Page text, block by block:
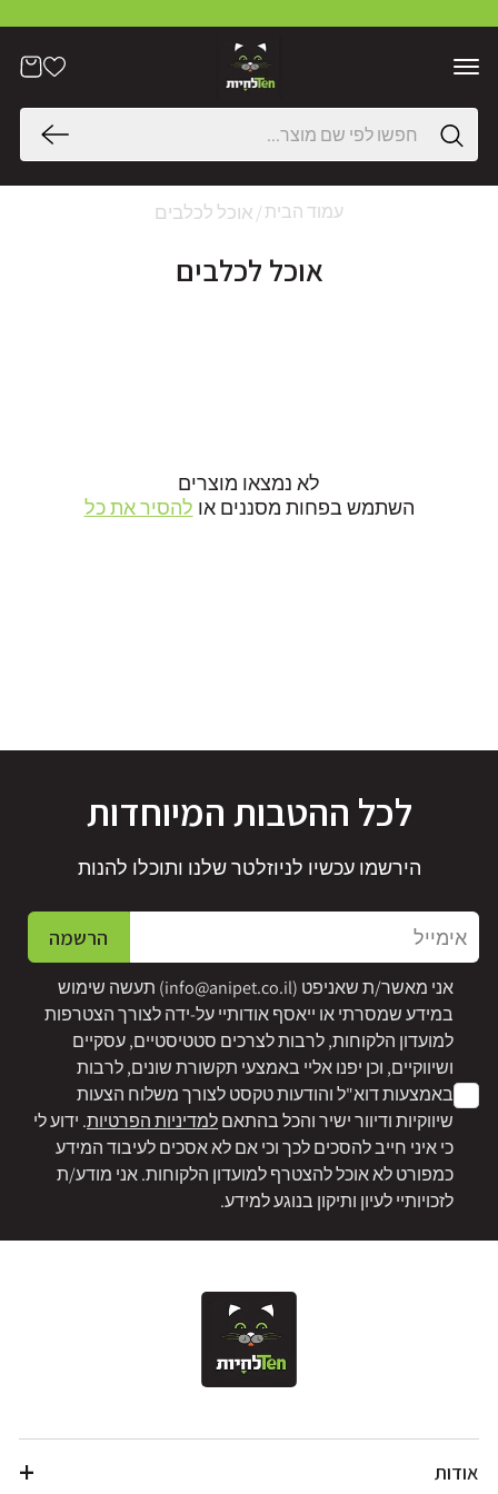
הרשימה
שליעֲגָלָה
עמוד הבית אוכל לכלבים
אוכל לכלבים
לא נמצאו מוצרים
השתמש בפחות מסננים או להסיר את כל
לכל ההטבות המיוחדות
הירשמו עכשיו לניוזלטר שלנו ותוכלו להנות
אימייל הרשמה
אני מאשר/ת שאניפט (info@anipet.co.il) תעשה שימוש
במידע שמסרתי או ייאסף אודותיי על-ידה לצורך הצטרפות
למועדון הלקוחות, לרבות לצרכים סטטיסטיים, עסקיים
ושיווקיים, וכן יפנו אליי באמצעי תקשורת שונים, לרבות
באמצעות דוא"ל והודעות טקסט לצורך משלוח הצעות
שיווקיות ודיוור ישיר והכל בהתאםלמדיניות הפרטיות. ידוע לי
כי איני חייב להסכים לכך וכי אם לא אסכים לעיבוד המידע
כמפורט לא אוכל להצטרף למועדון הלקוחות. אני מודע/ת
לזכויותיי לעיון ותיקון בנוגע למידע.
אודות